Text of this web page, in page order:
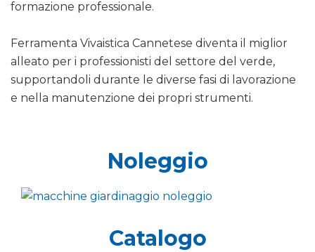
formazione professionale.
Ferramenta Vivaistica Cannetese diventa il miglior
alleato per i professionisti del settore del verde,
supportandoli durante le diverse fasi di lavorazione
e nella manutenzione dei propri strumenti.
Noleggio
Catalogo